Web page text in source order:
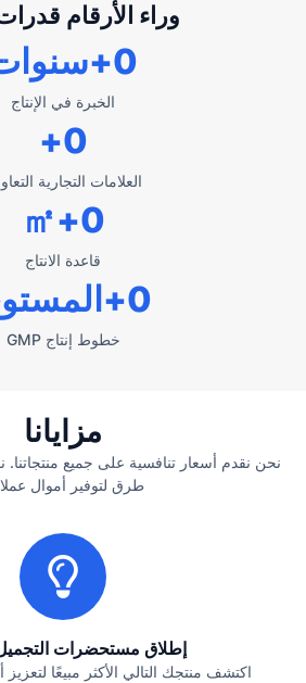
وراء الأرقام
الخبرة في الإنتاج
0+سنوات
العلامات التجارية
0
+
قاعدة الانتاج
0
+㎡
خطوط إنتاج GMP
0
مزايانا
نحن نقدم أسعار تنافسية على جميع منتجاتنا.
طرق لتوفير أموال
إطلاق مستحضرات التجميل
اكتشف منتجك التالي الأكثر مبيعًا لتعزيز